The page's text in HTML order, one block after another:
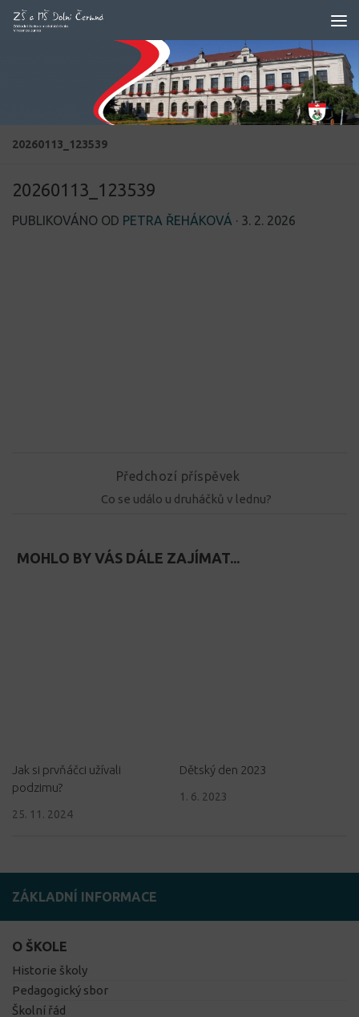
Skip to content
20260113_123539
20260113_123539
PUBLIKOVÁNO OD PETRA ŘEHÁKOVÁ · 3. 2. 2026
Předchozí příspěvek
Co se událo u druháčků v lednu?
MOHLO BY VÁS DÁLE ZAJÍMAT...
Jak si prvňáčci užívali
podzimu?
25. 11. 2024
Dětský den 2023
1. 6. 2023
ZÁKLADNÍ INFORMACE
O ŠKOLE
Historie školy
Pedagogický sbor
Školní řád